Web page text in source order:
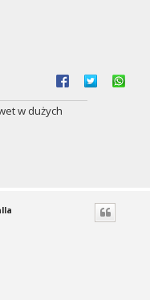
w dużych